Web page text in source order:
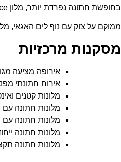
בחופשת חתונה נפרדת יותר, מלון Grace בסנטוריני, יוון, מציע סביבה אינטימית.
ממוקם על צוק עם נוף לים האגאי,
מסקנות מרכזיות
אירופה מציעה
אירוח חתונתי
מלונות קטנים
מלונות חתונה
מלונות חתונה
מלונות חתונה
מלונות חתונה